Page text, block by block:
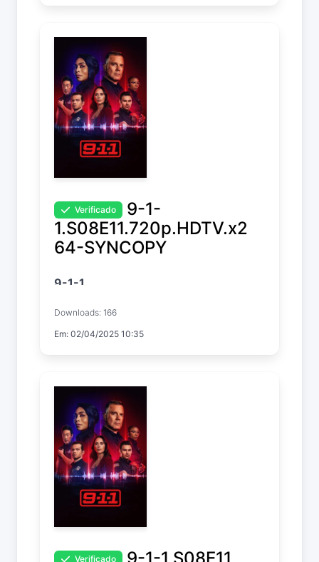
Temp. 1 EP. 4
Verificado 9-1-
1.S08E11.720p.HDTV.x2
64-SYNCOPY
9-1-1
Downloads: 166
Em: 02/04/2025 10:35
Verificado